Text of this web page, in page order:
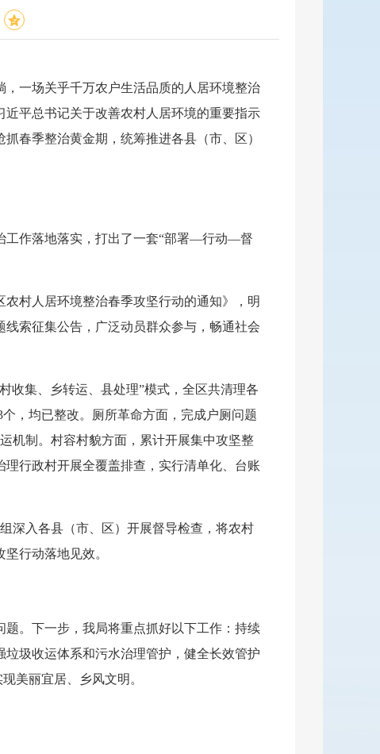
一场关乎千万农户生活品质的人居环境整治
平总书记关于改善农村人居环境的重要指示
春季整治黄金期，统筹推进各县（市、区）
工作落地落实，打出了一套“部署—行动—督
农村人居环境整治春季攻坚行动的通知》，明
索征集公告，广泛动员群众参与，畅通社会
收集、乡转运、县处理”模式，全区共清理各
，均已整改。厕所革命方面，完成户厕问题
机制。村容村貌方面，累计开展集中攻坚整
行政村开展全覆盖排查，实行清单化、台账
深入各县（市、区）开展督导检查，将农村
行动落地见效。
。下一步，我局将重点抓好以下工作：持续
圾收运体系和污水治理管护，健全长效管护
美丽宜居、乡风文明。